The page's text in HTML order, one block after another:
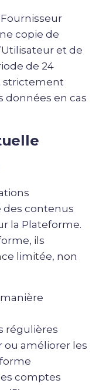
copie de
et de
de 24
strictement
données en cas
des contenus
la Plateforme.
ils
limitée, non
régulières
ou améliorer les
comptes